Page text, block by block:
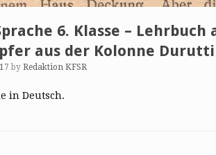
6. Klasse – Lehrbuch
aus der Kolonne
by Redaktion KFSR
in Deutsch.